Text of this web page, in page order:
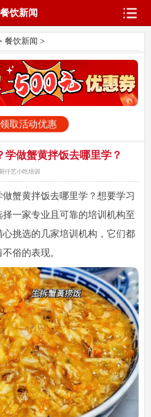
餐饮新闻
餐饮新闻 >
取活动优惠
做蟹黄拌饭去哪里学？
厨仟艺小吃培训
蟹黄拌饭去哪里学？想要学习
一家专业且可靠的培训机构至
挑选的几家培训机构，它们都
俗的表现。